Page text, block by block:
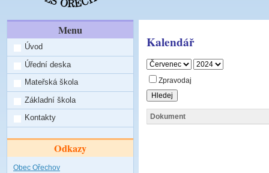
Menu
Úvod
Úřední deska
Mateřská škola
Základní škola
Kontakty
Odkazy
Obec Ořechov
Kalendář
Zpravodaj
Dokument